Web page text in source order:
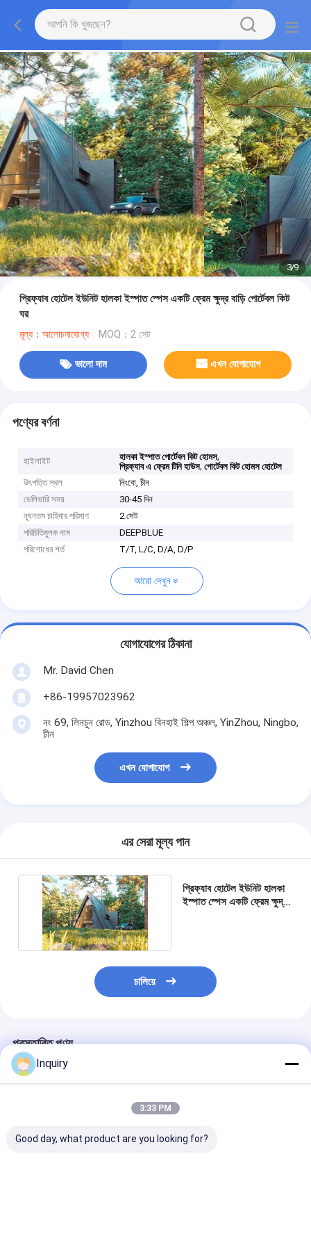
3/9
প্রিফ্যাব হোটেল ইউনিট হালকা ইস্পাত স্পেস একটি ফ্রেম ক্ষুদ্র বাড়ি পোর্টেবল কিট
ঘর
মূল্য：আলোচনাযোগ্য MOQ：2 সেট
ভালো দাম এখন যোগাযোগ
পণ্যের বর্ণনা
হাইলাইট হালকা ইস্পাত পোর্টেবল কিট হোমস,
প্রিফ্যাব এ ফ্রেম টিনি হাউস,পোর্টেবল কিট হোমস হোটেল
উৎপত্তি স্থল
নিংবো, চীন
ডেলিভারি সময়
30-45 দিন
ন্যূনতম চাহিদার পরিমাণ
2 সেট
পরিচিতিমুলক নাম
DEEPBLUE
পরিশোধের শর্ত
T/T, L/C, D/A, D/P
আরো দেখুন
যোগাযোগের ঠিকানা
Mr. David Chen
+86-19957023962
নং 69, লিনচুন রোড, Yinzhou বিনহাই শিল্প অঞ্চল, YinZhou, Ningbo,
চীন
এখন যোগাযোগ
এর সেরা মূল্য পান
প্রিফ্যাব হোটেল ইউনিট হালকা
ইস্পাত স্পেস একটি ফ্রেম ক্ষুদ্র
চালিয়ে
প্রস্তাবিত পণ্য
Inquiry
3:33 PM
Good day, what product are you looking for?